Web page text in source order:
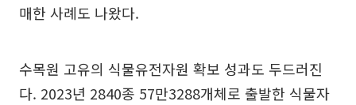
매한 사례도 나왔다.
수목원 고유의 식물유전자원 확보 성과도 두드러진
다. 2023년 2840종 57만3288개체로 출발한 식물자